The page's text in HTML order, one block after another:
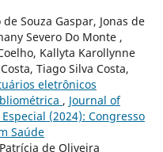
Souza Gaspar, Jonas de
Severo Do Monte ,
Kallyta Karollynne
Tiago Silva Costa,
eletrônicos
, Journal of
(2024): Congresso
Saúde
de Oliveira